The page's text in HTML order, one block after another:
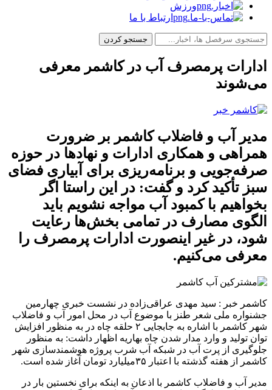
ورزش
ارتباط با ما
ادارات پرمصرف آب در کاشمر معرفی
می‌شوند
مدیر آب و فاضلاب کاشمر بر ضرورت
همراهی و همکاری ادارات و نهادها در حوزه
صرفه‌جویی و برنامه‌ریزی برای آبیاری فضای
سبز تأکید کرد و گفت: در این راستا اگر
بخواهیم با کمبود آب مواجه نشویم باید
الگوی مصارف در تمامی بخش‌ها رعایت
شود، در غیر اینصورت ادارات پرمصرف را
معرفی می‌کنیم.
کاشمر خبر : سید مهدی عراقی‌زاده در نشست خبری چهارمین
جشنواره ملی شعر طنز با موضوع آب در محل امور آب و فاضلاب
شهر کاشمر با اشاره به جابجایی ۲ حلقه چاه در به منظور افزایش
توان تولید و وارد مدار شدن چاه بهاریه اظهار داشت: به منظور
جلوگیری از پرت آب در شبکه آب شرب پروژه هوشمندسازی شهر
کاشمر از هفته گذشته با اعتبار ۳۵میلیارد تومان آغاز شده است.
مدیر آب و فاضلاب کاشمر با اذعان به اینکه برای نخستین بار در